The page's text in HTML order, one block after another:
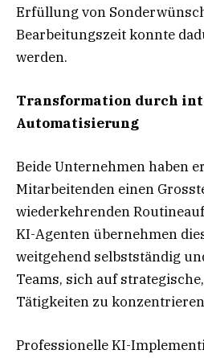
Erfüllung von
Bearbeitungszeit konnte
werden.
Transformation durch
Automatisierung
Beide Unternehmen haben
Mitarbeitenden einen
wiederkehrenden
KI-Agenten übernehmen
weitgehend selbstständig
Teams, sich auf
Tätigkeiten zu
Professionelle KI-